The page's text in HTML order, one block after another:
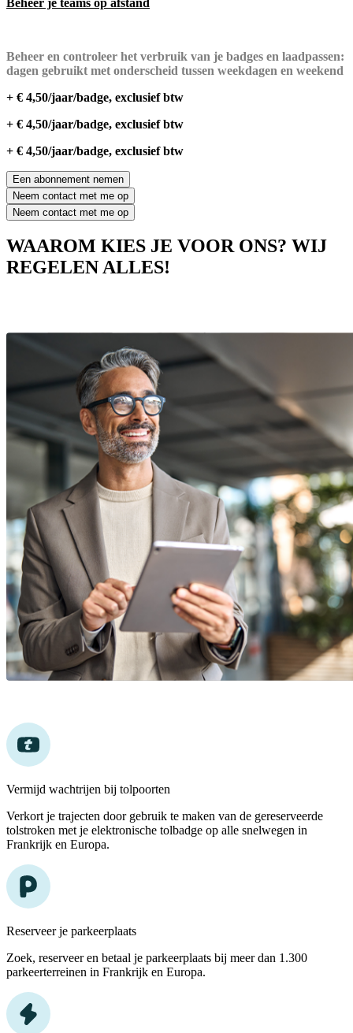
Beheer en controleer het verbruik van je badges en laadpassen:
dagen gebruikt met onderscheid tussen weekdagen en weekend
+ € 4,50/jaar/badge, exclusief btw
+ € 4,50/jaar/badge, exclusief btw
+ € 4,50/jaar/badge, exclusief btw
Een abonnement nemen
Neem contact met me op
Neem contact met me op
WAAROM KIES JE VOOR ONS? WIJ
REGELEN ALLES!
Vermijd wachtrijen bij tolpoorten
Verkort je trajecten door gebruik te maken van de gereserveerde
tolstroken met je elektronische tolbadge op alle snelwegen in
Frankrijk en Europa.
Reserveer je parkeerplaats
Zoek, reserveer en betaal je parkeerplaats bij meer dan 1.300
parkeerterreinen in Frankrijk en Europa.